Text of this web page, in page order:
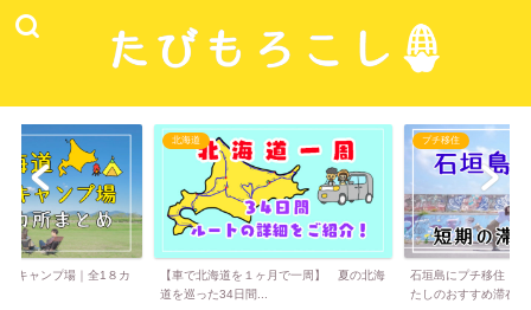
キャンプ場｜全1８カ
北海道
【車で北海道を１ヶ月で一周】 夏の北海
道を巡った34日間...
プチ移住
石垣島にプチ移住！実
たしのおすすめ滞在...